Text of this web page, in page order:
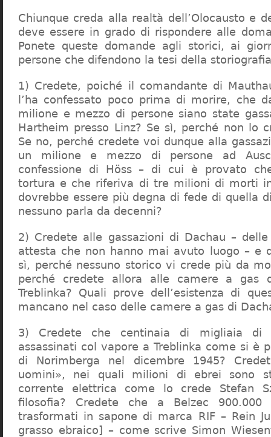
Chiunque creda alla realtà dell’Olocausto e
deve essere in grado di rispondere alle
Ponete queste domande agli storici, ai
persone che difendono la tesi della
1) Credete, poiché il comandante di
l’ha confessato poco prima di morire, che
milione e mezzo di persone siano state
Hartheim presso Linz? Se sì, perché non lo
Se no, perché credete voi dunque alla
un milione e mezzo di persone ad
confessione di Höss – di cui è provato
tortura e che riferiva di tre milioni di morti
dovrebbe essere più degna di fede di quella
nessuno parla da decenni?
2) Credete alle gassazioni di Dachau –
attesta che non hanno mai avuto luogo – e
sì, perché nessuno storico vi crede più da
perché credete allora alle camere a gas
Treblinka? Quali prove dell’esistenza di
mancano nel caso delle camere a gas di
3) Credete che centinaia di migliaia di
assassinati col vapore a Treblinka come si è
di Norimberga nel dicembre 1945?
uomini», nei quali milioni di ebrei sono
corrente elettrica come lo crede Stefan
filosofia? Credete che a Belzec
trasformati in sapone di marca RIF – Rein
grasso ebraico] – come scrive Simon